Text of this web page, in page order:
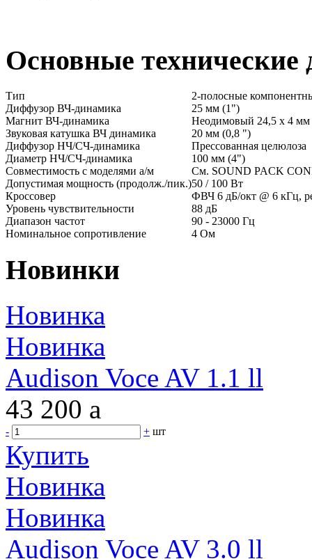
Основные технические
Тип
2-полосные
Диффузор ВЧ-динамика
25 мм (1")
Магнит ВЧ-динамика
Неодимовый 24,5 х 4 мм
Звуковая катушка ВЧ динамика
20 мм (0,8 ")
Диффузор НЧ/СЧ-динамика
Прессованная целюлоза
Диаметр НЧ/СЧ-динамика
100 мм (4")
Совместимость с моделями а/м
См. SOUND PACK
Допустимая мощность (продолж./пик.)50 / 100 Вт
Кроссовер
ФВЧ 6 дБ/окт @ 6 кГц,
Уровень чувствительности
88 дБ
Диапазон частот
90 - 23000 Гц
Номинальное сопротивление
4 Ом
Новинки
Новинка
Новинка
Audison Voce AV 1.1 ll
43 200 a
- + шт
Купить
Новинка
Новинка
Audison Voce AV 3.0 ll